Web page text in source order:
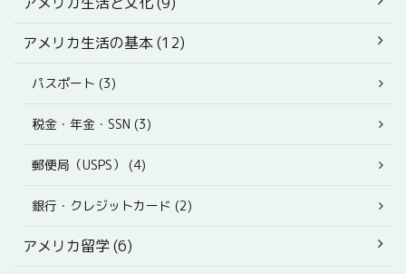
アメリカ生活の基本 (12)
パスポート (3)
税金・年金・SSN (3)
郵便局（USPS） (4)
銀行・クレジットカード (2)
アメリカ留学 (6)